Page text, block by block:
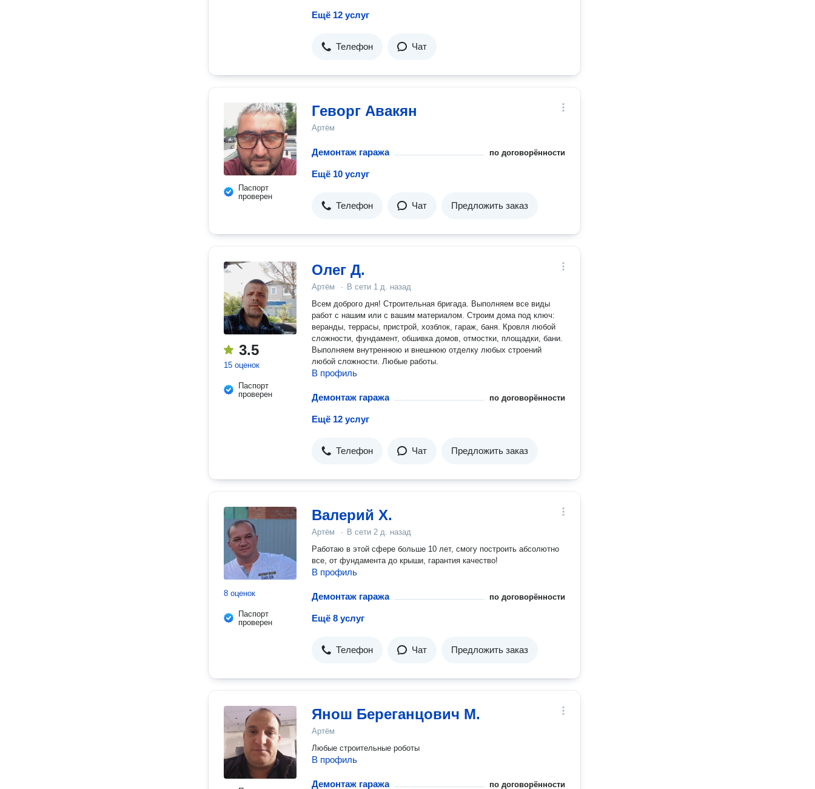
Ещё 12 услуг
Телефон Чат
Паспорт
проверен
Геворг Авакян
Артём
Демонтаж гаража по договорённости
Ещё 10 услуг
Телефон Чат Предложить заказ
3.5
15 оценок
Паспорт
проверен
Олег Д.
Артём · В сети 1 д. назад
Всем доброго дня! Строительная бригада. Выполняем все виды
работ с нашим или с вашим материалом. Строим дома под ключ:
веранды, террасы, пристрой, хозблок, гараж, баня. Кровля любой
сложности, фундамент, обшивка домов, отмостки, площадки, бани.
Выполняем внутреннюю и внешнюю отделку любых строений
любой сложности. Любые работы.
В профиль
Демонтаж гаража по договорённости
Ещё 12 услуг
Телефон Чат Предложить заказ
8 оценок
Паспорт
проверен
Валерий Х.
Артём · В сети 2 д. назад
Работаю в этой сфере больше 10 лет, смогу построить абсолютно
все, от фундамента до крыши, гарантия качество!
В профиль
Демонтаж гаража по договорённости
Ещё 8 услуг
Телефон Чат Предложить заказ
Янош Береганцович М.
Артём
Любые строительные роботы
В профиль
Демонтаж гаража по договорённости